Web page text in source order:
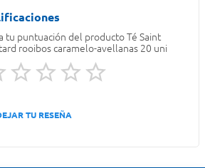
tu puntuación del productoTé Saint
rooibos caramelo-avellanas 20 uni
TU RESEÑA